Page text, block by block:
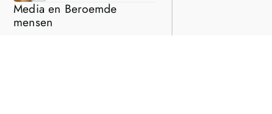
Media en Beroemde
mensen